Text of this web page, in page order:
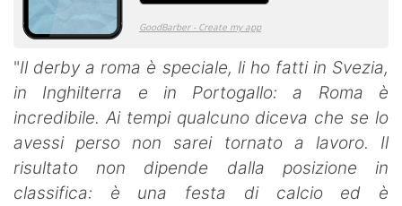
"Il derby a roma è speciale, li ho fatti in Svezia,
in Inghilterra e in Portogallo: a Roma è
incredibile. Ai tempi qualcuno diceva che se lo
avessi perso non sarei tornato a lavoro. Il
risultato non dipende dalla posizione in
classifica: è una festa di calcio ed è